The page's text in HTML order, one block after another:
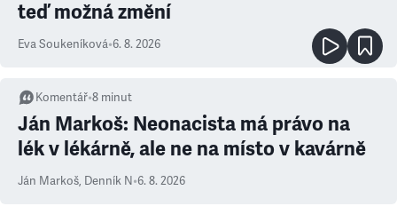
teď možná změní
Eva Soukeníková•6. 8. 2026
Komentář•8 minut
Ján Markoš: Neonacista má právo na
lék v lékárně, ale ne na místo v kavárně
Ján Markoš, Denník N•6. 8. 2026